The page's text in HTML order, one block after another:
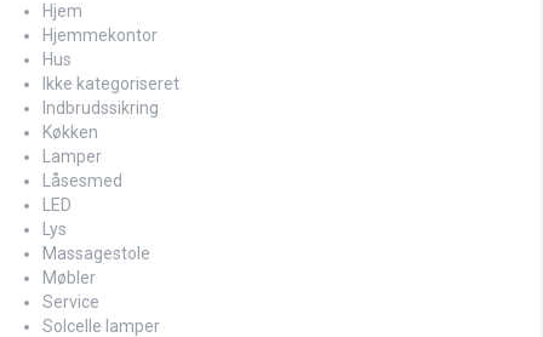
Hjem
Hjemmekontor
Hus
Ikke kategoriseret
Indbrudssikring
Køkken
Lamper
Låsesmed
LED
Lys
Massagestole
Møbler
Service
Solcelle lamper